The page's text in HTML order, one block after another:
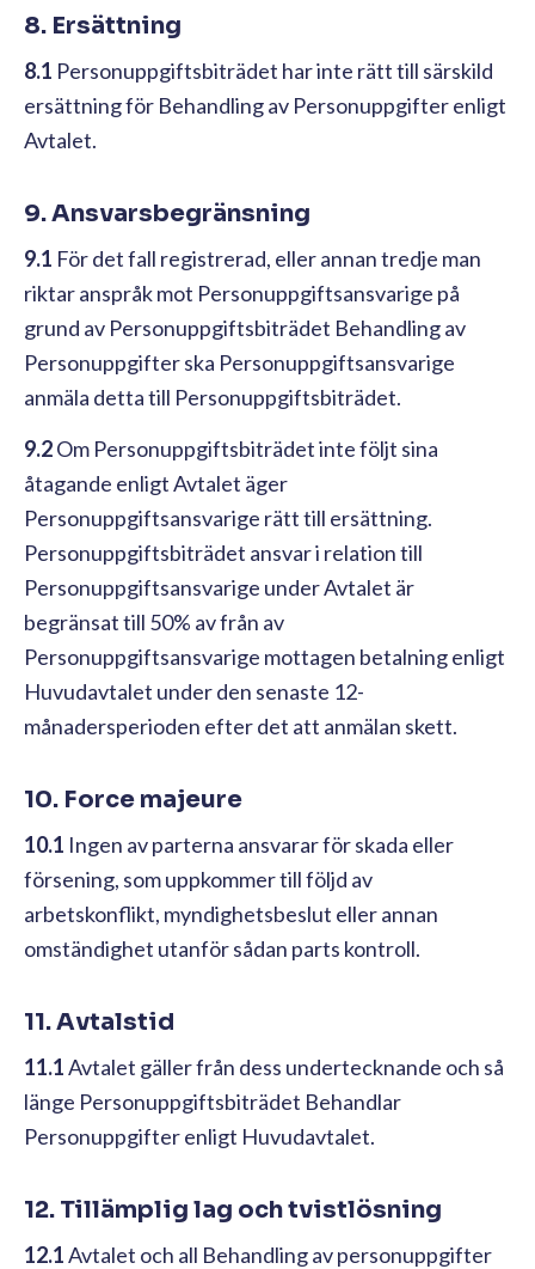
8. Ersättning
8.1 Personuppgiftsbiträdet har inte rätt till särskild
ersättning för Behandling av Personuppgifter enligt
Avtalet.
9. Ansvarsbegränsning
9.1 För det fall registrerad, eller annan tredje man
riktar anspråk mot Personuppgiftsansvarige på
grund av Personuppgiftsbiträdet Behandling av
Personuppgifter ska Personuppgiftsansvarige
anmäla detta till Personuppgiftsbiträdet.
9.2Om Personuppgiftsbiträdet inte följt sina
åtagande enligt Avtalet äger
Personuppgiftsansvarige rätt till ersättning.
Personuppgiftsbiträdet ansvar i relation till
Personuppgiftsansvarige under Avtalet är
begränsat till 50% av från av
Personuppgiftsansvarige mottagen betalning enligt
Huvudavtalet under den senaste 12-
månadersperioden efter det att anmälan skett.
10. Force majeure
10.1 Ingen av parterna ansvarar för skada eller
försening, som uppkommer till följd av
arbetskonflikt, myndighetsbeslut eller annan
omständighet utanför sådan parts kontroll.
11. Avtalstid
11.1Avtalet gäller från dess undertecknande och så
länge Personuppgiftsbiträdet Behandlar
Personuppgifter enligt Huvudavtalet.
12. Tillämplig lag och tvistlösning
12.1Avtalet och all Behandling av personuppgifter